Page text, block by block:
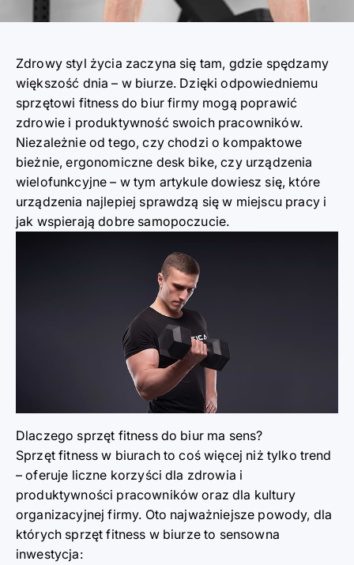
Zdrowy styl życia zaczyna się tam, gdzie spędzamy
większość dnia – w biurze. Dzięki odpowiedniemu
sprzętowi fitness do biur firmy mogą poprawić
zdrowie i produktywność swoich pracowników.
Niezależnie od tego, czy chodzi o kompaktowe
bieżnie, ergonomiczne desk bike, czy urządzenia
wielofunkcyjne – w tym artykule dowiesz się, które
urządzenia najlepiej sprawdzą się w miejscu pracy i
jak wspierają dobre samopoczucie.
Dlaczego sprzęt fitness do biur ma sens?
Sprzęt fitness w biurach to coś więcej niż tylko trend
– oferuje liczne korzyści dla zdrowia i
produktywności pracowników oraz dla kultury
organizacyjnej firmy. Oto najważniejsze powody, dla
których sprzęt fitness w biurze to sensowna
inwestycja: